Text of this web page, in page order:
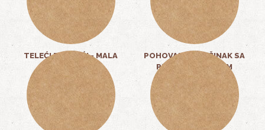
TELEĆI RAŽNJIĆI - MALA
PORCIJA
8,00 KM
POHOVANI PALAČINAK SA
PILETINOM I SIROM
10,00 KM